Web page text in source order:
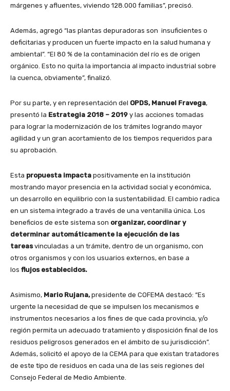
márgenes y afluentes, viviendo 128.000 familias”, precisó.
Además, agregó “las plantas depuradoras son insuficientes o
deficitarias y producen un fuerte impacto en la salud humana y
ambiental”. “El 80 % de la contaminación del río es de origen
orgánico. Esto no quita la importancia al impacto industrial sobre
la cuenca, obviamente”, finalizó.
Por su parte, y en representación del OPDS, Manuel Fravega,
presentó la Estrategia 2018 – 2019 y las acciones tomadas
para lograr la modernización de los trámites logrando mayor
agilidad y un gran acortamiento de los tiempos requeridos para
su aprobación.
Esta propuesta impacta positivamente en la institución
mostrando mayor presencia en la actividad social y económica,
un desarrollo en equilibrio con la sustentabilidad. El cambio radica
en un sistema integrado a través de una ventanilla única. Los
beneficios de este sistema son organizar, coordinar y
determinar automáticamente la ejecución de las
tareasvinculadas a un trámite, dentro de un organismo, con
otros organismos y con los usuarios externos, en base a
los flujos establecidos.
Asimismo, Mario Rujana,presidente de COFEMA destacó: “Es
urgente la necesidad de que se impulsen los mecanismos e
instrumentos necesarios a los fines de que cada provincia, y/o
región permita un adecuado tratamiento y disposición final de los
residuos peligrosos generados en el ámbito de su jurisdicción”.
Además, solicitó el apoyo de la CEMA para que existan tratadores
de este tipo de residuos en cada una de las seis regiones del
Consejo Federal de Medio Ambiente.